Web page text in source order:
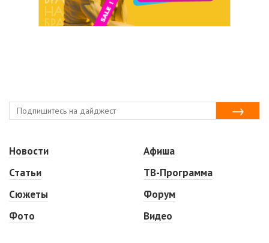
Новости
Статьи
Сюжеты
Фото
Афиша
ТВ-Программа
Форум
Видео